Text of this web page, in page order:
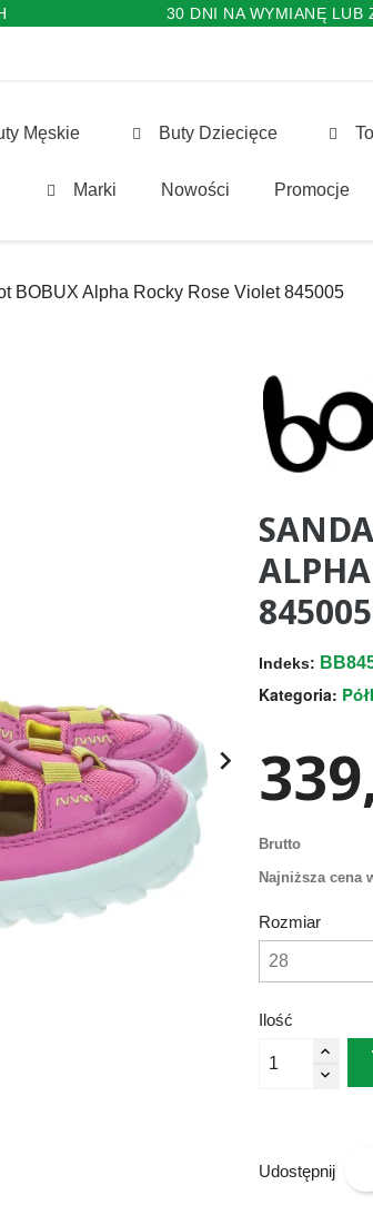
30 DNI NA WYMIANĘ LUB
Męskie Buty Dziecięce
Marki Nowości Promocje
BOBUX Alpha Rocky Rose Violet 845005

845005
Indeks:
Kategoria:
Brutto
Najniższa cena
Rozmiar
Ilość
Udostępnij